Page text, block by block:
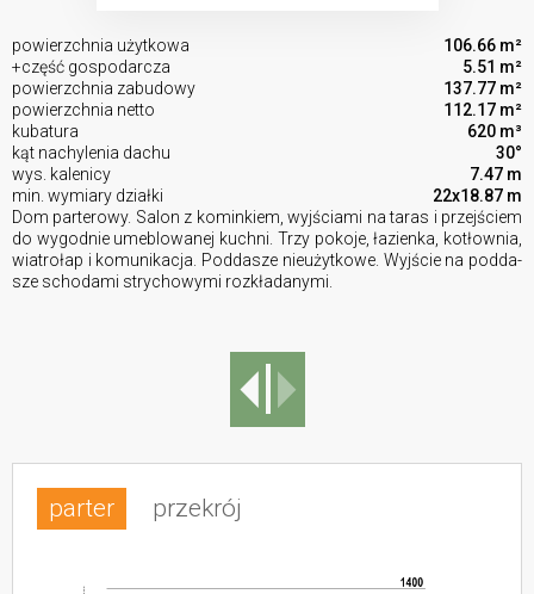
powierzchnia użytkowa
106.66 m²
+część gospodarcza
5.51 m²
powierzchnia zabudowy
137.77 m²
powierzchnia netto
112.17 m²
kubatura
620 m³
kąt nachylenia dachu
30°
wys. kalenicy
7.47 m
min. wymiary działki
22x18.87 m
Dom parterowy. Salon z ko­min­kiem, wyj­ścia­mi na taras i przej­ściem
do wy­god­nie ume­blo­wa­nej kuch­ni. Trzy po­ko­je, ła­zien­ka, ko­tłow­nia,
wia­tro­łap i ko­mu­ni­ka­cja. Pod­da­sze nie­użyt­ko­we. Wyj­ście na pod­da­
sze scho­da­mi stry­cho­wy­mi roz­kła­da­ny­mi.
parter przekrój